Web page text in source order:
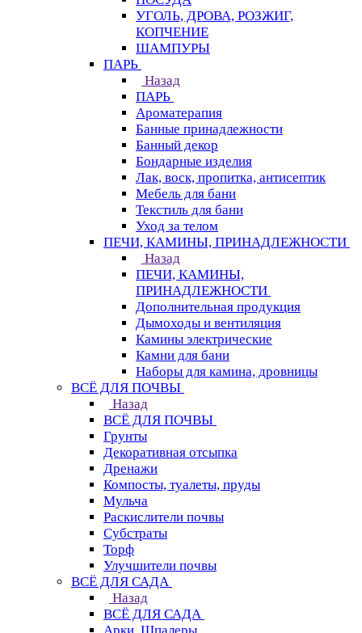
УГОЛЬ, ДРОВА, РОЗЖИГ,
КОПЧЕНИЕ
ШАМПУРЫ
ПАРЬ
Назад
ПАРЬ
Ароматерапия
Банные принадлежности
Банный декор
Бондарные изделия
Лак, воск, пропитка, антисептик
Мебель для бани
Текстиль для бани
Уход за телом
ПЕЧИ, КАМИНЫ, ПРИНАДЛЕЖНОСТИ
Назад
ПЕЧИ, КАМИНЫ,
ПРИНАДЛЕЖНОСТИ
Дополнительная продукция
Дымоходы и вентиляция
Камины электрические
Камни для бани
Наборы для камина, дровницы
ВСЁ ДЛЯ ПОЧВЫ
Назад
ВСЁ ДЛЯ ПОЧВЫ
Грунты
Декоративная отсыпка
Дренажи
Компосты, туалеты, пруды
Мульча
Раскислители почвы
Субстраты
Торф
Улучшители почвы
ВСЁ ДЛЯ САДА
Назад
ВСЁ ДЛЯ САДА